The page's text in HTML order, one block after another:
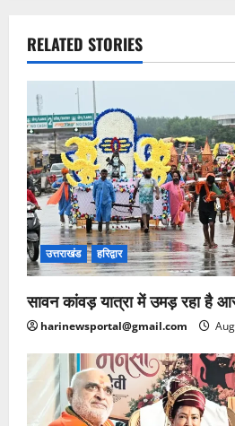
RELATED STORIES
उत्तराखंड हरिद्वार
सावन कांवड़ यात्रा में उमड़ रहा है
harinewsportal@gmail.com